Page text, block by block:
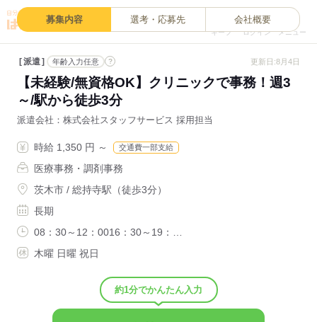
キープ ログイン メニュー
募集内容 選考・応募先 会社概要
派遣 年齢入力任意 ? 更新日:8月4日
【未経験/無資格OK】クリニックで事務！週3
～/駅から徒歩3分
派遣会社 株式会社スタッフサービス 採用担当
時給 1,350 円 ～ 交通費一部支給
医療事務・調剤事務
茨木市 / 総持寺駅（徒歩3分）
長期
08：30～12：0016：30～19：…
木曜 日曜 祝日
約1分でかんたん入力